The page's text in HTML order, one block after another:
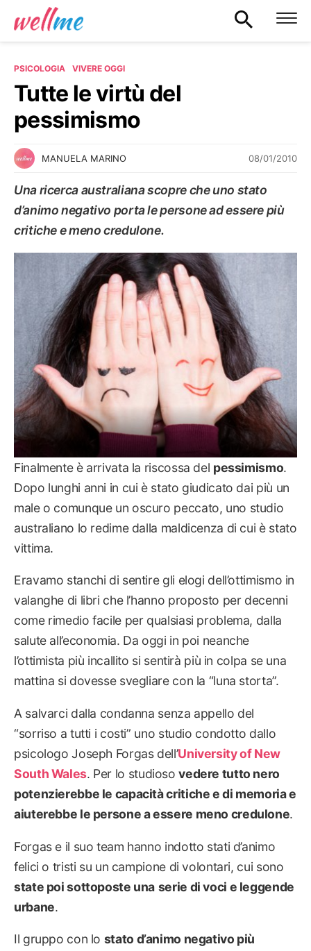
PSICOLOGIA VIVERE OGGI
Tutte le virtù del
pessimismo
MANUELA MARINO 08/01/2010
Una ricerca australiana scopre che uno stato
d’animo negativo porta le persone ad essere più
critiche e meno credulone.
Finalmente è arrivata la riscossa del pessimismo.
Dopo lunghi anni in cui è stato giudicato dai più un
male o comunque un oscuro peccato, uno studio
australiano lo redime dalla maldicenza di cui è stato
vittima.
Eravamo stanchi di sentire gli elogi dell’ottimismo in
valanghe di libri che l’hanno proposto per decenni
come rimedio facile per qualsiasi problema, dalla
salute all’economia. Da oggi in poi neanche
l’ottimista più incallito si sentirà più in colpa se una
mattina si dovesse svegliare con la “luna storta”.
A salvarci dalla condanna senza appello del
“sorriso a tutti i costi” uno studio condotto dallo
psicologo Joseph Forgas dell’University of New
South Wales. Per lo studiosovedere tutto nero
potenzierebbe le capacità critiche e di memoria e
aiuterebbe le persone a essere meno credulone.
Forgas e il suo team hanno indotto stati d’animo
felici o tristi su un campione di volontari, cui sono
state poi sottoposte una serie di voci e leggende
urbane.
Il gruppo con lo stato d’animo negativo più